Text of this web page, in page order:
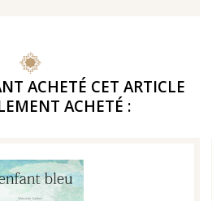
ACHETÉ CET ARTICLE
ACHETÉ :